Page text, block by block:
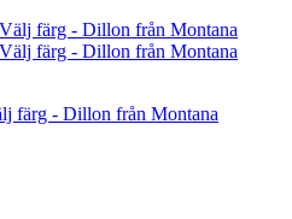
färg - Dillon från Montana